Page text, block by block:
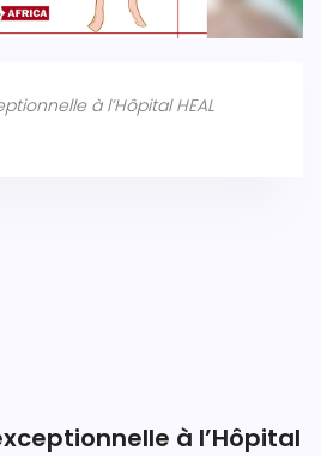
à l’Hôpital HEAL
à l’Hôpital